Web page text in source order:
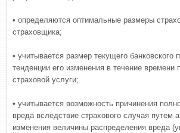
• определяются оптимальные размеры
страховщика;
• учитывается размер текущего банковского
тенденции его изменения в течение времени
страховой услуги;
• учитывается возможность причинения
вреда вследствие страхового случая путем
изменения величины распределения вреда